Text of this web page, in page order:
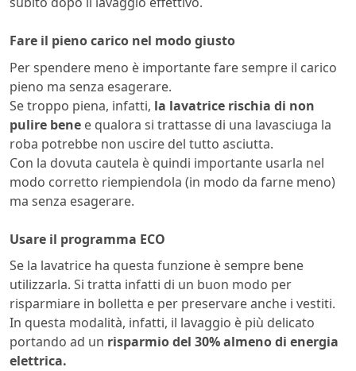
Fare il pieno carico nel modo giusto
Per spendere meno è importante fare sempre il carico
pieno ma senza esagerare.
Se troppo piena, infatti, la lavatrice rischia di non
pulire bene e qualora si trattasse di una lavasciuga la
roba potrebbe non uscire del tutto asciutta.
Con la dovuta cautela è quindi importante usarla nel
modo corretto riempiendola (in modo da farne meno)
ma senza esagerare.
Usare il programma ECO
Se la lavatrice ha questa funzione è sempre bene
utilizzarla. Si tratta infatti di un buon modo per
risparmiare in bolletta e per preservare anche i vestiti.
In questa modalità, infatti, il lavaggio è più delicato
portando ad un risparmio del 30% almeno di energia
elettrica.